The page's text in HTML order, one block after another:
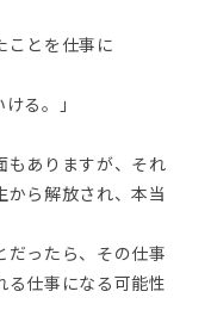
ことを仕事に
る。」
もありますが、それ
ら解放され、本当
だったら、その仕事
る仕事になる可能性